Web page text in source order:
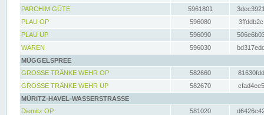
PARCHIM GÜTE
5961801
PLAU OP
596080
PLAU UP
596090
WAREN
596030
MÜGGELSPREE
GROSSE TRÄNKE WEHR OP
582660
GROSSE TRÄNKE WEHR UP
582670
MÜRITZ-HAVEL-WASSERSTRASSE
Diemitz OP
581020